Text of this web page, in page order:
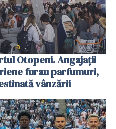
Otopeni. Angajații
furau parfumuri,
vânzării